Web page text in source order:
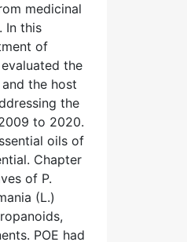
medicinal
In this
of
the
the host
the
to 2020.
oils of
Chapter
of P.
(L.)
POE had